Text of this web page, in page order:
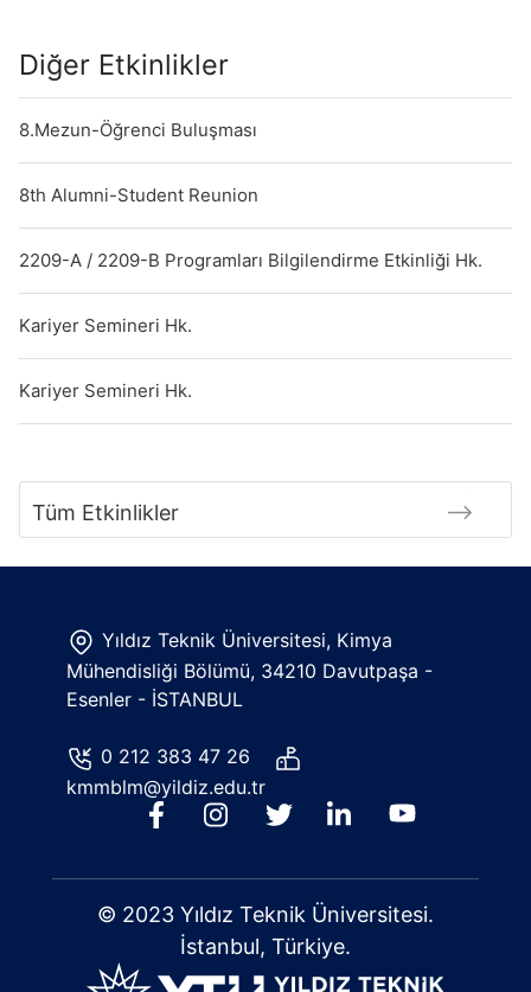
Diğer Etkinlikler
8.Mezun-Öğrenci Buluşması
8th Alumni-Student Reunion
2209-A / 2209-B Programları Bilgilendirme Etkinliği Hk.
Kariyer Semineri Hk.
Kariyer Semineri Hk.
Tüm Etkinlikler
Yıldız Teknik Üniversitesi, Kimya
Mühendisliği Bölümü, 34210 Davutpaşa -
Esenler - İSTANBUL
0 212 383 47 26
kmmblm@yildiz.edu.tr
© 2023 Yıldız Teknik Üniversitesi.
İstanbul, Türkiye.